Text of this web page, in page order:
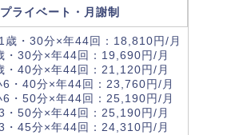
プライベート・月謝制
歳・30分×年44回：18,810円/月
・30分×年44回：19,690円/月
・40分×年44回：21,120円/月
6・40分×年44回：23,760円/月
6・50分×年44回：25,190円/月
・50分×年44回：25,190円/月
・45分×年44回：24,310円/月